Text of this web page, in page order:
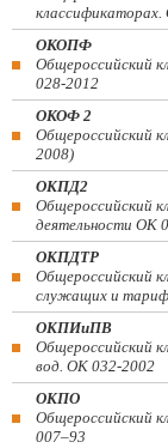
ОКОПФ
Общероссийский
028-2012
ОКОФ 2
Общероссийский
2008)
ОКПД2
Общероссийский
деятельности ОК
ОКПДТР
Общероссийский
служащих и
ОКПИиПВ
Общероссийский
вод. ОК 032-2002
ОКПО
Общероссийский
007–93